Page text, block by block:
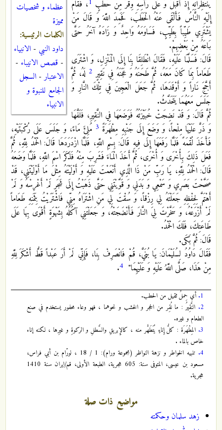
عظماء و شخصيات
مميزة
الكلمات الرئيسية:
داود النبي - الانبياء
- قصص الانيباء -
الاعتبار- السجل
الجامع للنبوة و
الانبياء
يَنْتَظِرَانِهِ إِذْ أَقْبَلَ وَ عَلَى رَأْسِهِ وِقْرٌ مِنْ حَطَبٍ ، فَقَامَ
إِلَيْهِ النَّاسُ فَأَلْقَى عَنْهُ الْحَطَبَ، فَحَمِدَ اللَّهَ وَ قَالَ مَنْ
يَشْتَرِي طَيِّباً بِطَيِّبٍ، فَسَاوَمَهُ وَاحِدٌ وَ زَادَهُ آخَرُ حَتَّى
بَاعَهُ مِنْ بَعْضِهِمْ.
قَالَ: فَسَلَّمَا عَلَيْهِ، فَقَالَ انْطَلِقَا بِنَا إِلَى الْمَنْزِلِ، وَ اشْتَرَى
طَعَاماً بِمَا كَانَ مَعَهُ، ثُمَّ طَحَنَهُ وَ عَجَنَهُ فِي نَقِيرٍ 2 لَهُ، ثُمَّ
أَجَّجَ نَاراً وَ أَوْقَدَهَا، ثُمَّ جَعَلَ الْعَجِينَ فِي تِلْكَ النَّارِ وَ
جَلَسَ مَعَهُمَا يَتَحَدَّثُ.
ثُمَّ قَالَ: وَ قَدْ نَضِجَتْ خُبَيْزَتُهُ فَوَضَعَهَا فِي النَّقِيرِ، فَلَفَّهَا
وَ ذَرَّ عَلَيْهَا مِلْحاً، وَ وَضَعَ إِلَى جَنْبِهِ مِطْهَرَةً 3 مُلِئَ مَاءً، وَ جَلَسَ عَلَى رُكْبَتَيْهِ،
فَأَخَذَ لُقْمَهً فَلَمَّا رَفَعَهَا إِلَى فِيهِ قَالَ: بِسْمِ اللَّهِ، فَلَمَّا ازْدَرَدَهَا قَالَ: الْحَمْدُ لِلَّهِ، ثُمَّ
فَعَلَ ذَلِكَ بِأُخْرَى وَ أُخْرَى، ثُمَّ أَخَذَ الْمَاءَ فَشَرِبَ مِنْهُ فَذَكَرَ اسْمَ اللَّهِ، فَلَمَّا وَضَعَهُ
قَالَ: الْحَمْدُ لِلَّهِ، يَا رَبِّ مَنْ ذَا الَّذِي أَنْعَمْتَ عَلَيْهِ وَ أَوْلَيْتَهُ مِثْلَ مَا أَوْلَيْتَنِي، قَدْ
صَحَّحْتَ بَصَرِي وَ سَمْعِي وَ بَدَنِي وَ قَوَّيْتَنِي حَتَّى ذَهَبْتُ إِلَى شَجَرٍ لَمْ أَغْرِسْهُ وَ لَمْ
أَهْتَمَّ لِحِفْظِهِ جَعَلْتَهُ لِي رِزْقاً، وَ سُقْتَ لِي مَنِ اشْتَرَاهُ مِنِّي فَاشْتَرَيْتُ بِثَمَنِهِ طَعَاماً
لَمْ أَزْرَعْهُ، وَ سَخَّرْتَ لِيَ النَّارَ فَأَنْضَجَتْهُ، وَ جَعَلْتَنِي آكُلُهُ بِشَهْوَةٍ أَقْوَى بِهَا عَلَى
طَاعَتِكَ، فَلَكَ الْحَمْدُ.
قَالَ: ثُمَّ بَكَى.
فَقَالَ دَاوُدُ لِسُلَيْمَانَ: يَا بُنَيَّ، قُمْ فَانْصَرِفْ بِنَا، فَإِنِّي لَمْ أَرَ عَبْداً قَطُّ أَشْكَرَ لِلَّهِ
مِنْ هَذَا، صَلَّى اللَّهُ عَلَيْهِ وَ عَلَيْهِمَا‏" 4
.
1. أي حِملُ ثقيل من الحطب.
2. النَّقِيرُ : ما نُقِر من الحجر و الخشب و نحوهما ، فهو وعاء محفور يستخدم في صنع
الطعام و غيره.
3. المِطْهَرَة : كلُّ إِناءٍ يُتَطَهَّر منه ، كالإِبريقِ والسَّطلِ و الركوةِ و غيرِها ، لكنه إناء
خاص بالماء .
4.
تنبيه الخواطر و نزهة النواظر (مجموعة ورام): 1 / 18 ، لورّام بن أبي فراس،
مسعود بن عيسى، المتوفى سنة: 605 هجرية، الطبعة الأولى، قم/ايران سنة 1410
هجرية.
مواضيع ذات صلة
زهد سلمان وحكمته